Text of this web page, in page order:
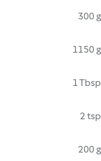
300 g
1150 g
1 Tbsp
2 tsp
200 g